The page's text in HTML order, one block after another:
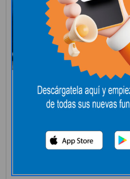
Hogar
10 trucos de
que no